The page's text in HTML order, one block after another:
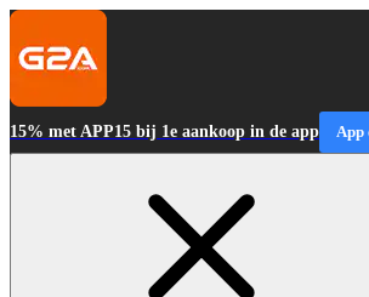
15% met APP15 bij 1e aankoop in de app App